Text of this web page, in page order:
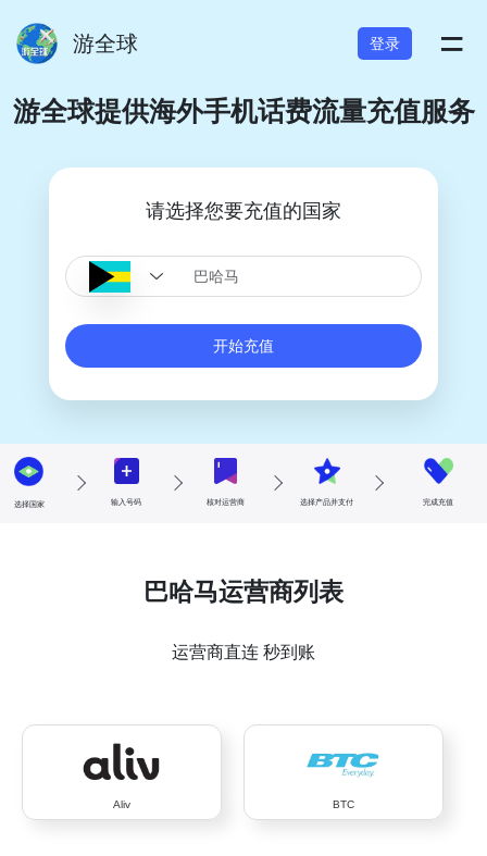
游全球 登录 =
游全球提供海外手机话费流量充值服务
请选择您要充值的国家
开始充值
选择国家 输入号码 核对运营商 选择产品并支付 完成充值
巴哈马运营商列表
运营商直连 秒到账
Aliv BTC